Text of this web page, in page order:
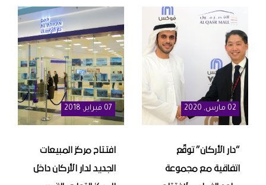
02 مارس, 2020
“دار الأركان” توقّع
اتفاقية مع مجموعة
07 فبراير, 2018
افتتاح مركز المبيعات
الجديد لدار الأركان داخل